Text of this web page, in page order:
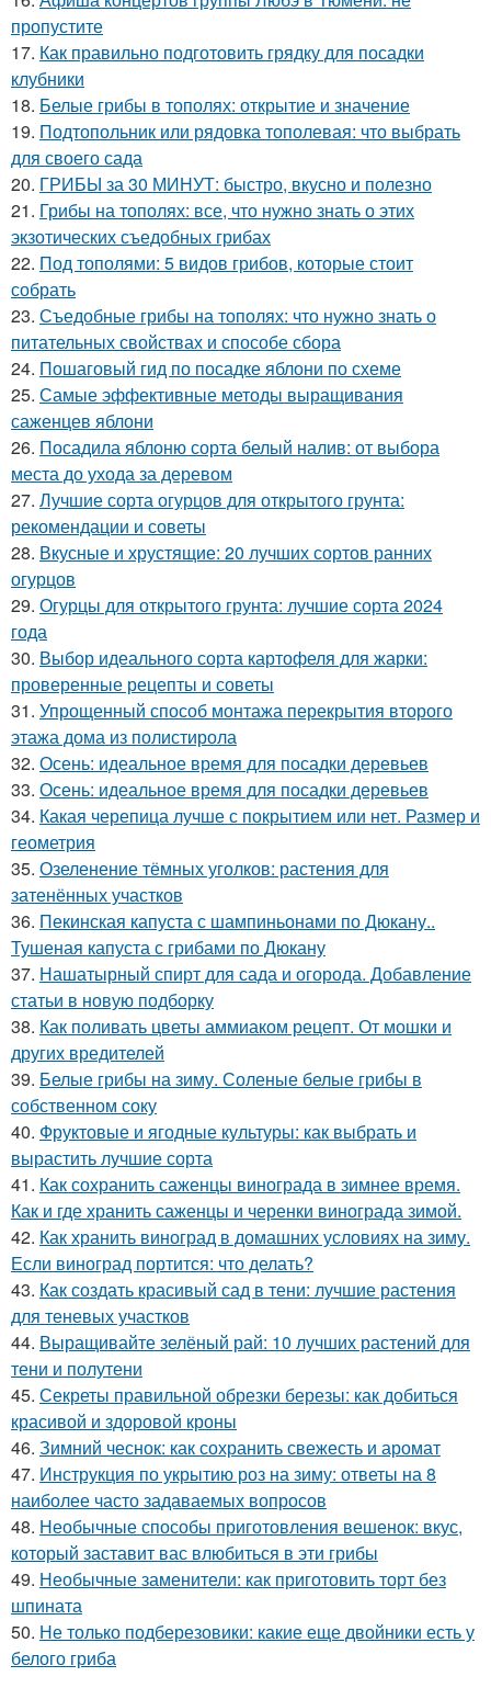
пропустите
17. Как правильно подготовить грядку для посадки
клубники
18. Белые грибы в тополях: открытие и значение
19. Подтопольник или рядовка тополевая: что выбрать
для своего сада
20. ГРИБЫ за 30 МИНУТ: быстро, вкусно и полезно
21. Грибы на тополях: все, что нужно знать о этих
экзотических съедобных грибах
22. Под тополями: 5 видов грибов, которые стоит
собрать
23. Съедобные грибы на тополях: что нужно знать о
питательных свойствах и способе сбора
24. Пошаговый гид по посадке яблони по схеме
25. Самые эффективные методы выращивания
саженцев яблони
26. Посадила яблоню сорта белый налив: от выбора
места до ухода за деревом
27. Лучшие сорта огурцов для открытого грунта:
рекомендации и советы
28. Вкусные и хрустящие: 20 лучших сортов ранних
огурцов
29. Огурцы для открытого грунта: лучшие сорта 2024
года
30. Выбор идеального сорта картофеля для жарки:
проверенные рецепты и советы
31. Упрощенный способ монтажа перекрытия второго
этажа дома из полистирола
32. Осень: идеальное время для посадки деревьев
33. Осень: идеальное время для посадки деревьев
34. Какая черепица лучше с покрытием или нет. Размер и
геометрия
35. Озеленение тёмных уголков: растения для
затенённых участков
36. Пекинская капуста с шампиньонами по Дюкану..
Тушеная капуста с грибами по Дюкану
37. Нашатырный спирт для сада и огорода. Добавление
статьи в новую подборку
38. Как поливать цветы аммиаком рецепт. От мошки и
других вредителей
39. Белые грибы на зиму. Соленые белые грибы в
собственном соку
40. Фруктовые и ягодные культуры: как выбрать и
вырастить лучшие сорта
41. Как сохранить саженцы винограда в зимнее время.
Как и где хранить саженцы и черенки винограда зимой.
42. Как хранить виноград в домашних условиях на зиму.
Если виноград портится: что делать?
43. Как создать красивый сад в тени: лучшие растения
для теневых участков
44. Выращивайте зелёный рай: 10 лучших растений для
тени и полутени
45. Секреты правильной обрезки березы: как добиться
красивой и здоровой кроны
46. Зимний чеснок: как сохранить свежесть и аромат
47. Инструкция по укрытию роз на зиму: ответы на 8
наиболее часто задаваемых вопросов
48. Необычные способы приготовления вешенок: вкус,
который заставит вас влюбиться в эти грибы
49. Необычные заменители: как приготовить торт без
шпината
50. Не только подберезовики: какие еще двойники есть у
белого гриба